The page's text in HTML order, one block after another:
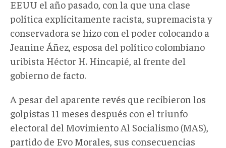
EEUU el año pasado, con la que una clase
política explícitamente racista, supremacista y
conservadora se hizo con el poder colocando a
Jeanine Áñez, esposa del político colombiano
uribista Héctor H. Hincapié, al frente del
gobierno de facto.
A pesar del aparente revés que recibieron los
golpistas 11 meses después con el triunfo
electoral del Movimiento Al Socialismo (MAS),
partido de Evo Morales, sus consecuencias